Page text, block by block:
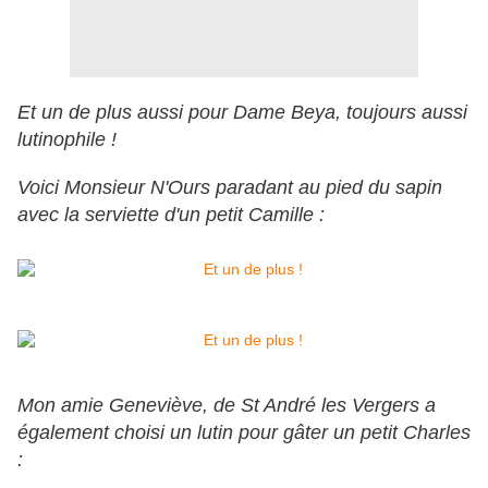
Et un de plus aussi pour Dame Beya, toujours aussi
lutinophile !
Voici Monsieur N'Ours paradant au pied du sapin
avec la serviette d'un petit Camille :
Mon amie Geneviève, de St André les Vergers a
également choisi un lutin pour gâter un petit Charles
: